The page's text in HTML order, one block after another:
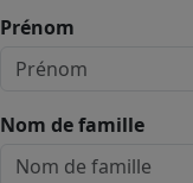
Prénom
Nom de famille